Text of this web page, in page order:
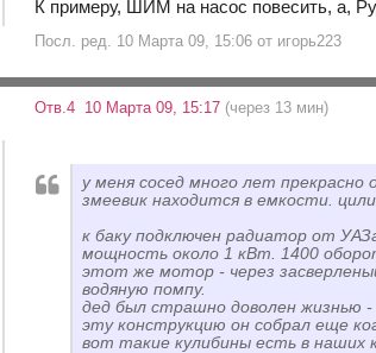
К примеру, ШИМ на насос повесить, а,
Посл. ред. 10 Марта 09, 15:06 от игорь223
Отв.4 10 Марта 09, 15:17 (через 13 мин)
у меня сосед много лет прекрасно
змеевик находится в емкости.
к баку подключен радиатор от
мощность около 1 кВт. 1400
этот же мотор - через
водяную помпу.
дед был страшно доволен жизнью -
эту конструкцию он собрал еще
вот такие кулибины есть в наших